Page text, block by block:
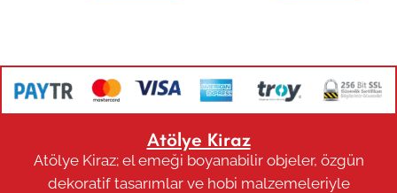
Atölye Kiraz
Atölye Kiraz; el emeği boyanabilir objeler, özgün
dekoratif tasarımlar ve hobi malzemeleriyle